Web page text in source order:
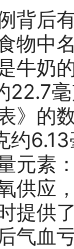
背后
物中
牛奶
22.7
》的
约
元素
供应
提供
气血